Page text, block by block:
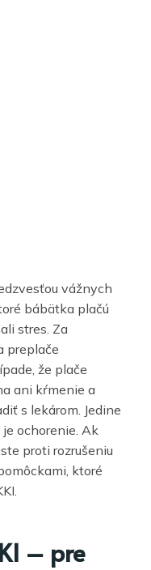
vážnych
bábätka plačú
stres. Za
preplače
že plače
ani kŕmenie a
s lekárom. Jedine
ochorenie. Ak
proti rozrušeniu
ktoré
– pre